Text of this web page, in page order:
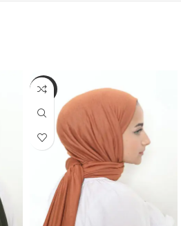
-69%